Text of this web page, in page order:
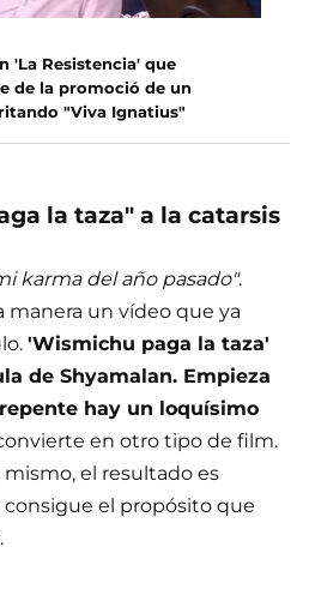
'La Resistencia' que
de la promoció de un
"Viva Ignatius"
la taza" a la catarsis
karma del año pasado".
manera un vídeo que ya
'Wismichu paga la taza'
de Shyamalan. Empieza
hay un loquísimo
en otro tipo de film.
el resultado es
consigue el propósito que